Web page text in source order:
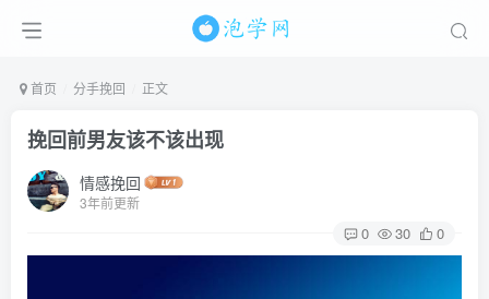
首页 分手挽回 正文
挽回前男友该不该出现
情感挽回
3年前更新
0 30 0